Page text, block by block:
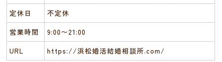
定休日
不定休
営業時間
9:00〜21:00
URL
https://浜松婚活結婚相談所.com/